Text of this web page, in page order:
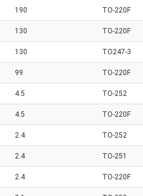
190 TO-220F
130 TO-220F
130 TO247-3
99 TO-220F
4.5 TO-252
4.5 TO-220F
2.4 TO-252
2.4 TO-251
2.4 TO-220F